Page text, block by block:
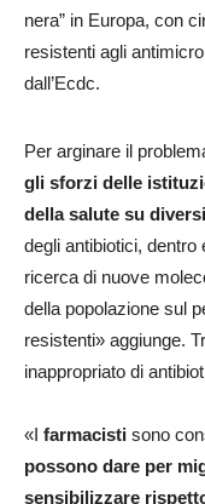
nera” in Europa, con
resistenti agli
dall’Ecdc.
Per arginare il
gli sforzi delle
della salute su
degli antibiotici, dentro
ricerca di nuove
della popolazione sul
resistenti» aggiunge.
inappropriato di
«I farmacisti sono
possono dare per
sensibilizzare